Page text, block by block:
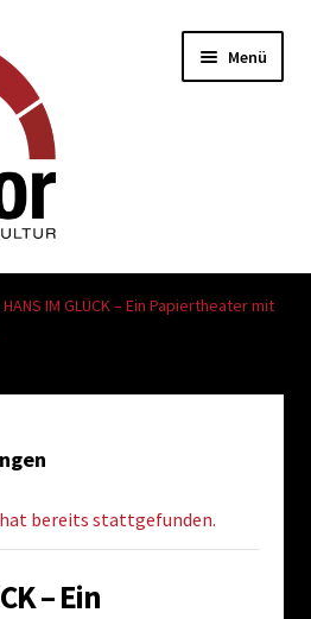
Menü
HANS IM GLÜCK – Ein Papiertheater mit
bereits stattgefunden.
– Ein